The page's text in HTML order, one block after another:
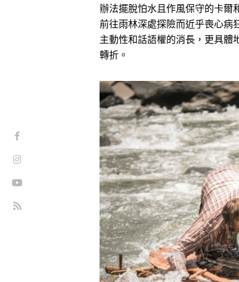
辦法擺脫怕水且作風保守的卡爾
前往雨林深處探險而近乎喪心病
主動性和話語權的消長，更具體
轉折。